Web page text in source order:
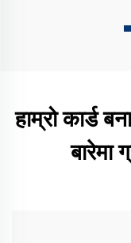
हाम्रो कार्ड
बारेमा